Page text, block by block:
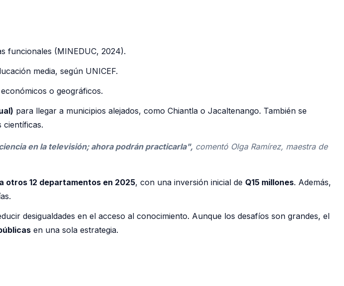
funcionales (MINEDUC, 2024).
media, según UNICEF.
o geográficos.
para llegar a municipios alejados, como Chiantla o Jacaltenango. También se
científicas.
en la televisión; ahora podrán practicarla", comentó Olga Ramírez, maestra de
otros 12 departamentos en 2025, con una inversión inicial de Q15 millones. Además,
desigualdades en el acceso al conocimiento. Aunque los desafíos son grandes, el
en una sola estrategia.